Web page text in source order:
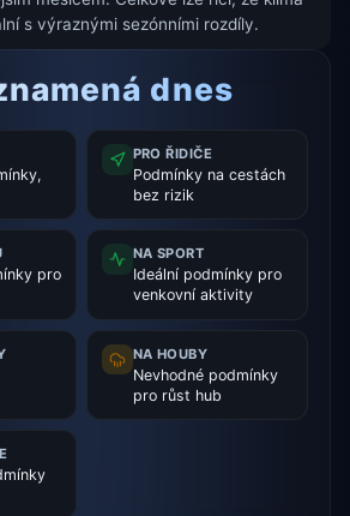
s výraznými sezónními rozdíly.
dnes
PRO ŘIDIČE
Podmínky na cestách
bez rizik
pro
NA SPORT
Ideální podmínky pro
venkovní aktivity
NA HOUBY
Nevhodné podmínky
pro růst hub